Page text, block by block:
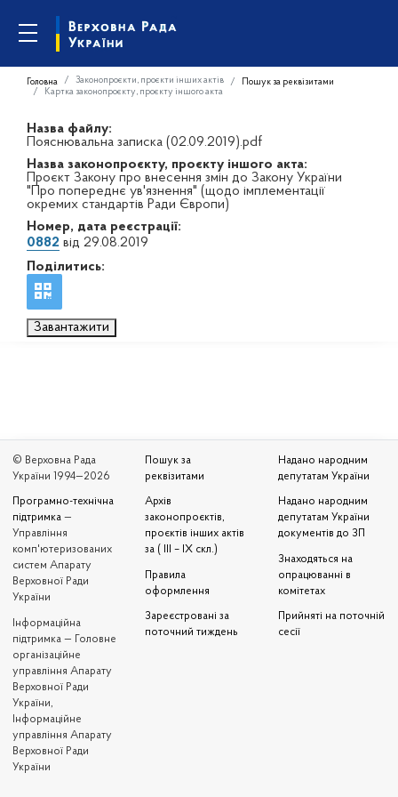
Головна Законопроєкти, проєкти інших актів
Пошук за реквізитами
Картка законопроєкту, проєкту іншого акта
Назва файлу:
Пояснювальна записка (02.09.2019).pdf
Назва законопроєкту, проєкту іншого акта:
Проєкт Закону про внесення змін до Закону України
"Про попереднє ув'язнення" (щодо імплементації
окремих стандартів Ради Європи)
Номер, дата реєстрації:
0882 від 29.08.2019
Поділитись:
Завантажити
© Верховна Рада
України 1994—2026
Програмно-технічна
підтримка —
Управління
комп'ютеризованих
систем Апарату
Верховної Ради
України
Iнформаційна
підтримка — Головне
організаційне
управління Апарату
Верховної Ради
України,
Інформаційне
управління Апарату
Верховної Ради
України
Пошук за
реквізитами
Архів
законопроєктів,
проєктів інших актів
за ( III – IX скл.)
Правила
оформлення
Зареєстровані за
поточний тиждень
Надано народним
депутатам України
Надано народним
депутатам України
документів до ЗП
Знаходяться на
опрацюванні в
комітетах
Прийняті на поточній
сесії